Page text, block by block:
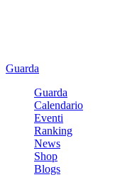
Guarda
Guarda
Calendario
Eventi
Ranking
News
Shop
Blogs